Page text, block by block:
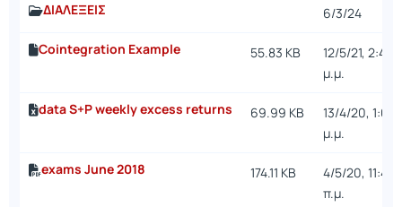
ΔΙΑΛΕΞΕΙΣ 6/3/24
Cointegration Example 55.83 KB
12/5/21, 2:43
μ.μ.
data S+P weekly excess returns 69.99 KB
13/4/20, 1:05
μ.μ.
exams June 2018 174.11 KB
4/5/20, 11:41
π.μ.